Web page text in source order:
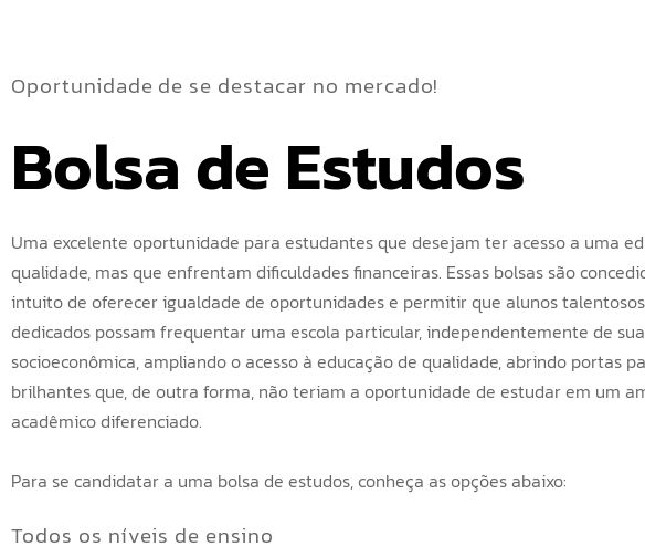
Oportunidade de se destacar no mercado!
Bolsa de Estudos
Uma excelente oportunidade para estudantes que desejam ter acesso a uma
qualidade, mas que enfrentam dificuldades financeiras. Essas bolsas são
intuito de oferecer igualdade de oportunidades e permitir que alunos
dedicados possam frequentar uma escola particular, independentemente de
socioeconômica, ampliando o acesso à educação de qualidade, abrindo portas
brilhantes que, de outra forma, não teriam a oportunidade de estudar em um
acadêmico diferenciado.
Para se candidatar a uma bolsa de estudos, conheça as opções abaixo:
Todos os níveis de ensino